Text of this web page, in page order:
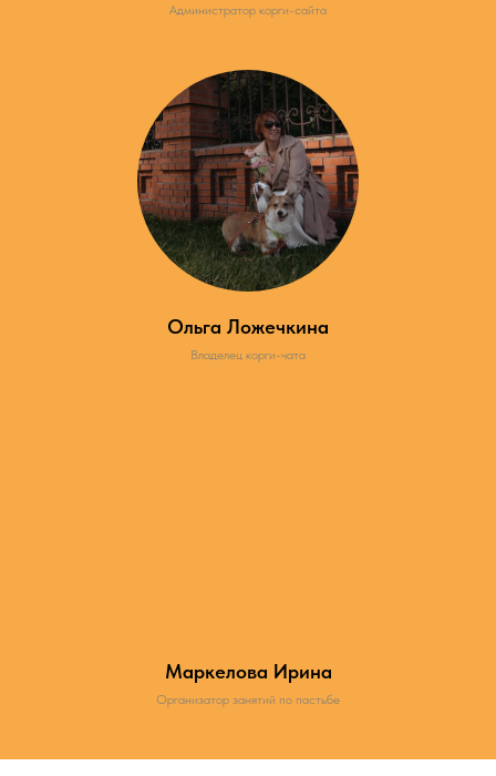
Администратор корги-сайта
Ольга Ложечкина
Владелец корги-чата
Маркелова Ирина
Организатор занятий по пастьбе